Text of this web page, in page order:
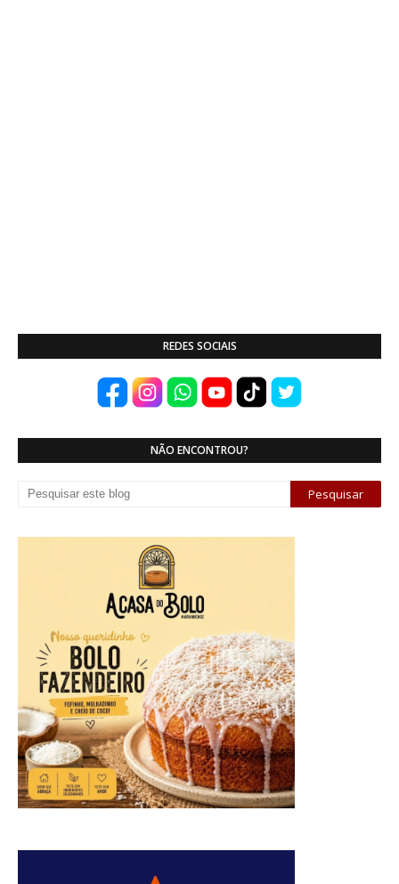
REDES SOCIAIS
NÃO ENCONTROU?